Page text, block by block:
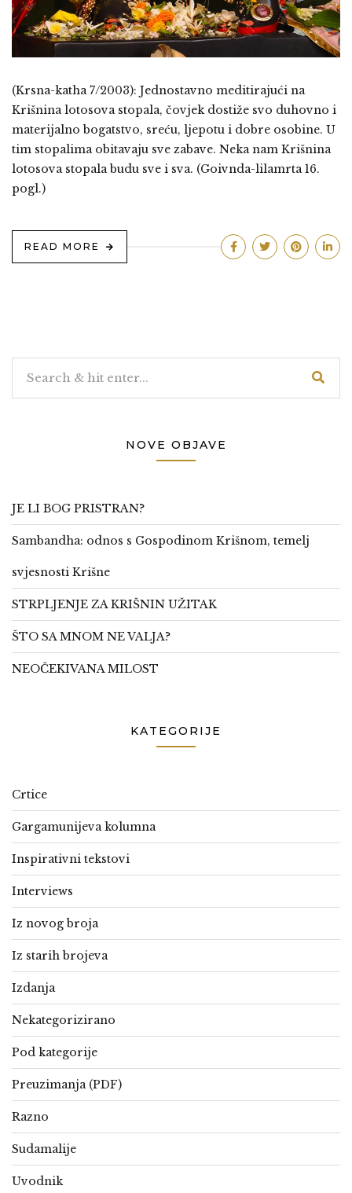
(Krsna-katha 7/2003): Jednostavno meditirajući na
Krišnina lotosova stopala, čovjek dostiže svo duhovno i
materijalno bogatstvo, sreću, ljepotu i dobre osobine. U
tim stopalima obitavaju sve zabave. Neka nam Krišnina
lotosova stopala budu sve i sva. (Goivnda-lilamrta 16.
pogl.)
READ MORE
NOVE OBJAVE
JE LI BOG PRISTRAN?
Sambandha: odnos s Gospodinom Krišnom, temelj
svjesnosti Krišne
STRPLJENJE ZA KRIŠNIN UŽITAK
ŠTO SA MNOM NE VALJA?
NEOČEKIVANA MILOST
KATEGORIJE
Crtice
Gargamunijeva kolumna
Inspirativni tekstovi
Interviews
Iz novog broja
Iz starih brojeva
Izdanja
Nekategorizirano
Pod kategorije
Preuzimanja (PDF)
Razno
Sudamalije
Uvodnik